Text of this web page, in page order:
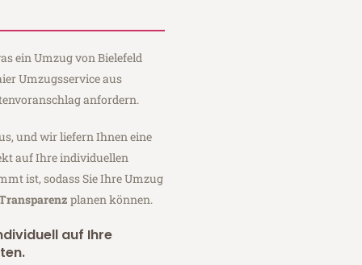
ein Umzug von Bielefeld
Umzugsservice aus
anfordern.
und wir liefern Ihnen eine
auf Ihre individuellen
ist, sodass Sie Ihre Umzug
planen können.
auf Ihre